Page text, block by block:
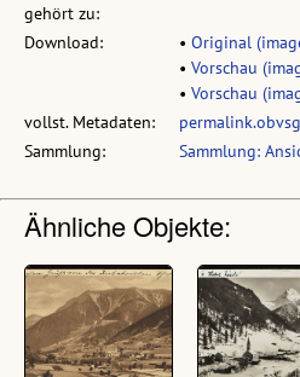
gehört zu:
Download:
• Original
• Vorschau
• Vorschau
vollst. Metadaten:
Sammlung:
Sammlung:
Ähnliche Objekte: